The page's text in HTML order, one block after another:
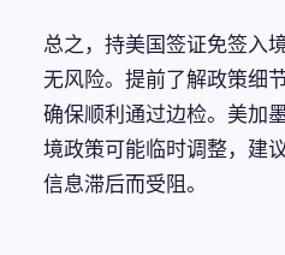
总之，持美国签证免签入
无风险。提前了解政策细
确保顺利通过边检。美加
境政策可能临时调整，建
信息滞后而受阻。